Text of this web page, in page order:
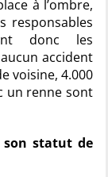
à l’ombre,
responsables
donc les
accident
voisine, 4.000
un renne sont
son statut de